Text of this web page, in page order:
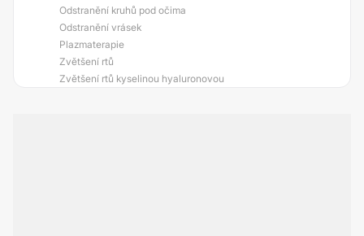
Odstranění kruhů pod očima
Odstranění vrásek
Plazmaterapie
Zvětšení rtů
Zvětšení rtů kyselinou hyaluronovou